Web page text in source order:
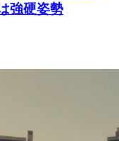
強硬姿勢